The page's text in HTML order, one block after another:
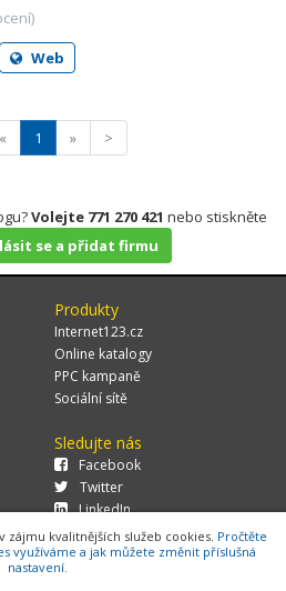
Web
« 1 » >
Volejte 771 270 421 nebo stiskněte
se a přidat firmu
Produkty
Internet123.cz
Online katalogy
PPC kampaně
Sociální sítě
Sledujte nás
Facebook
Twitter
LinkedIn
zájmu kvalitnějších služeb cookies. Pročtěte
využíváme a jak můžete změnit příslušná
nastavení.